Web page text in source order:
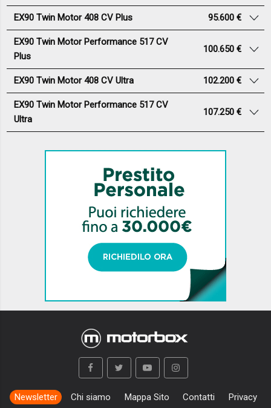
EX90 Twin Motor 408 CV Plus 95.600 €
EX90 Twin Motor Performance 517 CV
Plus
100.650 €
EX90 Twin Motor 408 CV Ultra 102.200 €
EX90 Twin Motor Performance 517 CV
Ultra
107.250 €
Newsletter Chi siamo Mappa Sito Contatti Privacy